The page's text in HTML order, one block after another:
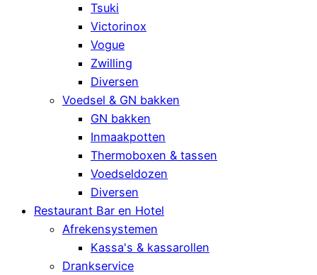
Tsuki
Victorinox
Vogue
Zwilling
Diversen
Voedsel & GN bakken
GN bakken
Inmaakpotten
Thermoboxen & tassen
Voedseldozen
Diversen
Restaurant Bar en Hotel
Afrekensystemen
Kassa's & kassarollen
Drankservice